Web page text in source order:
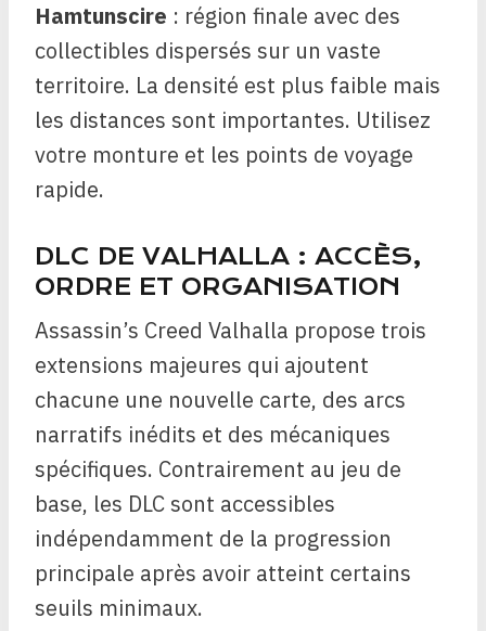
Hamtunscire : région finale avec des
collectibles dispersés sur un vaste
territoire. La densité est plus faible mais
les distances sont importantes. Utilisez
votre monture et les points de voyage
rapide.
DLC DE VALHALLA : ACCÈS,
ORDRE ET ORGANISATION
Assassin’s Creed Valhalla propose trois
extensions majeures qui ajoutent
chacune une nouvelle carte, des arcs
narratifs inédits et des mécaniques
spécifiques. Contrairement au jeu de
base, les DLC sont accessibles
indépendamment de la progression
principale après avoir atteint certains
seuils minimaux.